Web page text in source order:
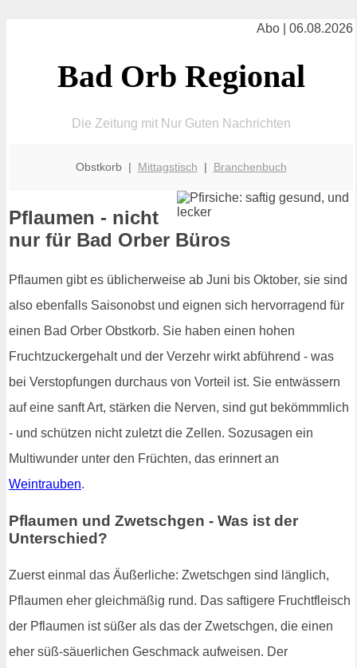
Abo | 06.08.2026
Bad Orb Regional
Die Zeitung mit Nur Guten Nachrichten
Obstkorb | Mittagstisch | Branchenbuch
Pflaumen - nicht
nur für Bad Orber Büros
Pflaumen gibt es üblicherweise ab Juni bis Oktober, sie sind
also ebenfalls Saisonobst und eignen sich hervorragend für
einen Bad Orber Obstkorb. Sie haben einen hohen
Fruchtzuckergehalt und der Verzehr wirkt abführend - was
bei Verstopfungen durchaus von Vorteil ist. Sie entwässern
auf eine sanft Art, stärken die Nerven, sind gut bekömmmlich
- und schützen nicht zuletzt die Zellen. Sozusagen ein
Multiwunder unter den Früchten, das erinnert an
Weintrauben.
Pflaumen und Zwetschgen - Was ist der
Unterschied?
Zuerst einmal das Äußerliche: Zwetschgen sind länglich,
Pflaumen eher gleichmäßig rund. Das saftigere Fruchtfleisch
der Pflaumen ist süßer als das der Zwetschgen, die einen
eher süß-säuerlichen Geschmack aufweisen. Der